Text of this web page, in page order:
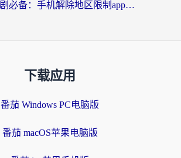
海外党追剧必备：手机解除地区限制app怎么选？解决央视视频&国内剧地区限制全指南
下载应用
番茄 Windows PC电脑版
番茄 macOS苹果电脑版